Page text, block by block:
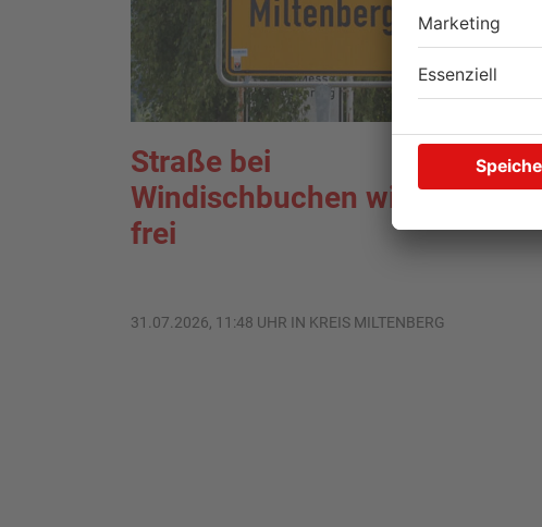
Straße bei
Windischbuchen wieder
frei
31.07.2026, 11:48 UHR IN KREIS MILTENBERG